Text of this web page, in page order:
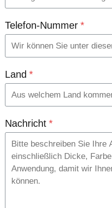
Telefon-Nummer *
Land *
Nachricht *